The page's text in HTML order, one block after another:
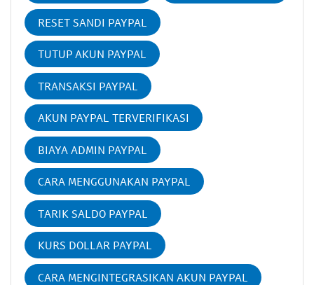
RESET SANDI PAYPAL
TUTUP AKUN PAYPAL
TRANSAKSI PAYPAL
AKUN PAYPAL TERVERIFIKASI
BIAYA ADMIN PAYPAL
CARA MENGGUNAKAN PAYPAL
TARIK SALDO PAYPAL
KURS DOLLAR PAYPAL
CARA MENGINTEGRASIKAN AKUN PAYPAL